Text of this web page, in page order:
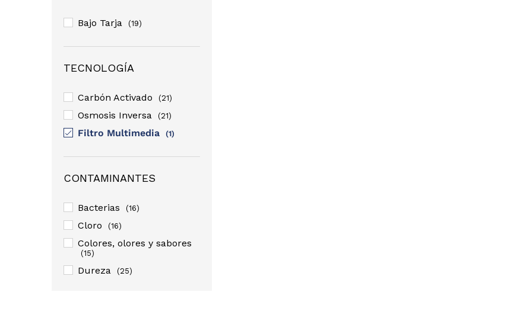
Bajo Tarja (19)
TECNOLOGÍA
Carbón Activado (21)
Osmosis Inversa (21)
Filtro Multimedia (1)
CONTAMINANTES
Bacterias (16)
Cloro (16)
Colores, olores y sabores
(15)
Dureza (25)